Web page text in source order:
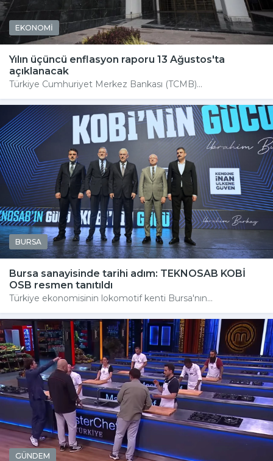
EKONOMİ
Yılın üçüncü enflasyon raporu 13 Ağustos'ta
açıklanacak
Türkiye Cumhuriyet Merkez Bankası (TCMB)...
BURSA
Bursa sanayisinde tarihi adım: TEKNOSAB KOBİ
OSB resmen tanıtıldı
Türkiye ekonomisinin lokomotif kenti Bursa'nın...
GÜNDEM